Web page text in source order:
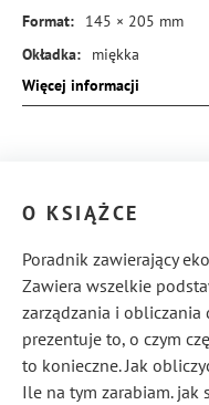
Format:
145 × 205 mm
Okładka:
miękka
Rodzaj oprawy: blok klejony
Więcej informacji
O KSIĄŻCE
Poradnik zawierający
Zawiera wszelkie
zarządzania i obliczania
prezentuje to, o czym
to konieczne. Jak
Ile na tym zarabiam. jak